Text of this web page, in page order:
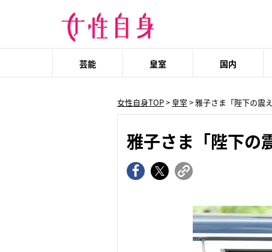
芸能 皇室 国内
女性自身TOP> 皇室> 雅子さま「陛下の震
雅子さま「陛下の